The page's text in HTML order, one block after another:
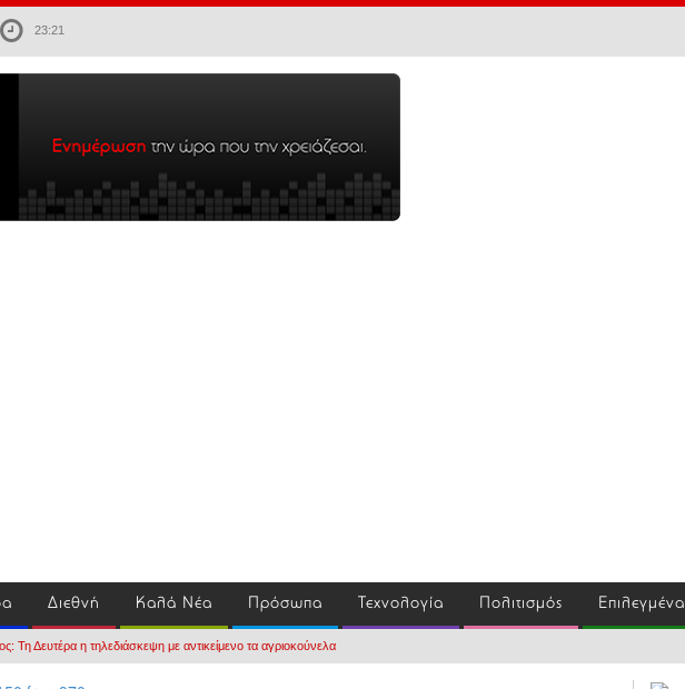
23:21
Διεθνή Καλά Νέα Πρόσωπα Τεχνολογία Πολιτισμός Επιλεγμένα
Τη Δευτέρα η τηλεδιάσκεψη με αντικείμενο τα αγριοκούνελα